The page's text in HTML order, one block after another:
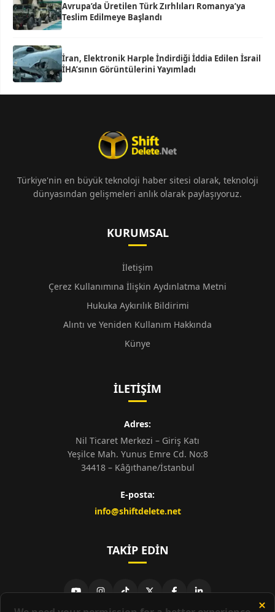
Avrupa’da Üretilen Türk Zırhlıları Romanya’ya
Teslim Edilmeye Başlandı
İran, Elektronik Harple İndirdiği İddia Edilen İsrail
İHA’sının Görüntülerini Yayımladı
Türkiye'nin en büyük teknoloji haber sitesi olarak, teknoloji
dünyasından gelişmeleri anlık olarak paylaşıyoruz.
KURUMSAL
İletişim
Çerez Kullanımına İlişkin Aydınlatma Metni
Hukuka Aykırılık Bildirimi
Alıntı ve Yeniden Kullanım Hakkında
Künye
İLETIŞIM
Adres:
Nil Ticaret Merkezi – Giriş Katı
Yeşilce Mah. Yunus Emre Cd. No:8
34418 – Kâğıthane/İstanbul
E-posta:
info@shiftdelete.net
TAKIP EDIN